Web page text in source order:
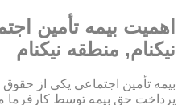
اهمیت بیمه تأمین
نیکنام, منطقه نیکنام
بیمه تأمین اجتماعی یکی از
پرداخت حق بیمه توسط کارفرما